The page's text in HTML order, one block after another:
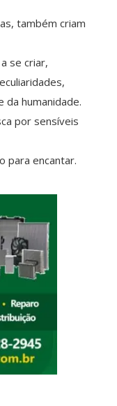
também criam
se criar,
da humanidade.
por sensíveis
para encantar.